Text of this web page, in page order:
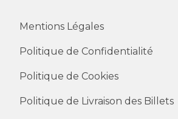
Mentions Légales
Politique de Confidentialité
Politique de Cookies
Politique de Livraison des Billets